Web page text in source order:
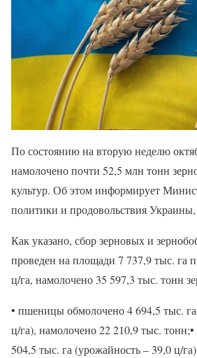
По состоянию на вторую неделю
намолочено почти 52,5 млн тонн
культур. Об этом информирует
политики и продовольствия
Как указано, сбор зерновых и
проведен на площади 7 737,9 тыс. га
ц/га, намолочено 35 597,3 тыс. тонн
• пшеницы обмолочено 4 694,5 тыс.
ц/га), намолочено 22 210,9 тыс.
504,5 тыс. га (урожайность – 39,0 ц/